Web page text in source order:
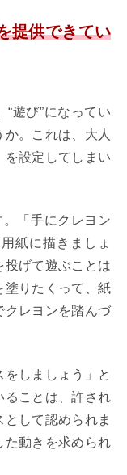
提供できてい
。これは、大人
を設定してしまい
紙に描きましょ
投げて遊ぶことは
塗りたくって、紙
クレヨンを踏んづ
ることは、許され
して認められま
た動きを求められ